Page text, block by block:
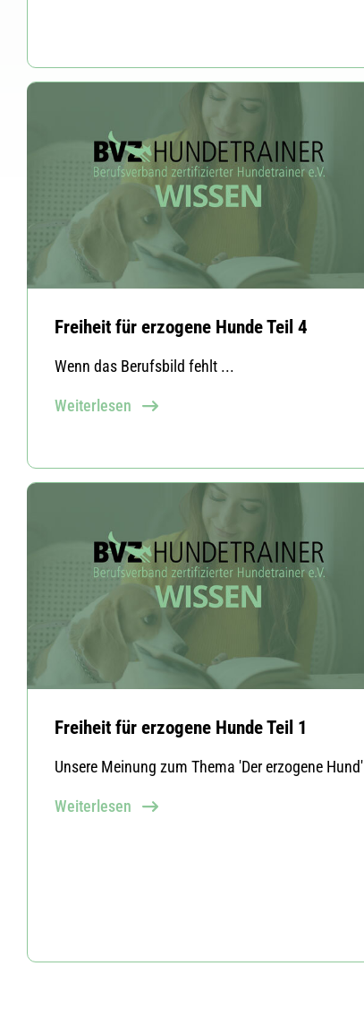
Freiheit für erzogene Hunde Teil 4
Wenn das Berufsbild fehlt ...
Weiterlesen
Freiheit für erzogene Hunde Teil 1
Unsere Meinung zum Thema 'Der erzogene Hund'
Weiterlesen